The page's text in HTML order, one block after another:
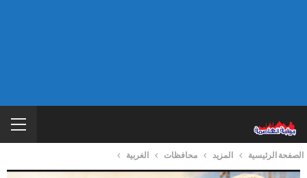
الصفحة الرئيسية المزيد محافظات الغربية